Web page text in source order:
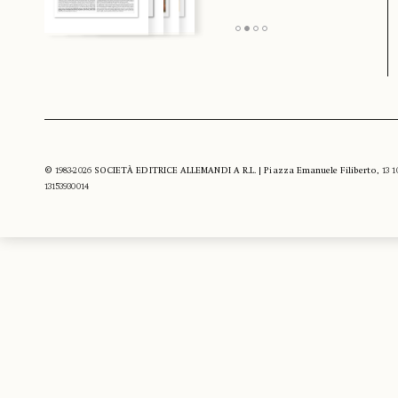
© 1983-2026 SOCIETÀ EDITRICE ALLEMANDI A R.L. | Piazza Emanuele Filiberto, 13
13153930014